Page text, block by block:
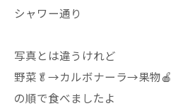
シャワー通り
写真とは違うけれど
野菜🥬→カルボナーラ→果物🍎
の順で食べましたよ